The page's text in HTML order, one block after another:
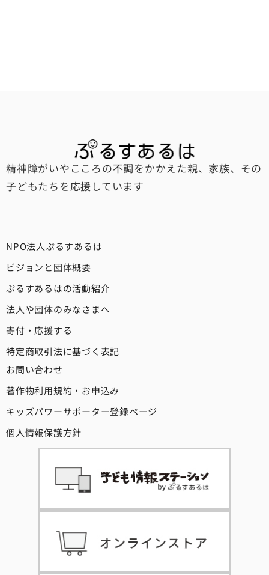
精神障がいやこころの不調をかかえた親、家族、その
子どもたちを応援しています
NPO法人ぷるすあるは
ビジョンと団体概要
ぷるすあるはの活動紹介
法人や団体のみなさまへ
寄付・応援する
特定商取引法に基づく表記
お問い合わせ
著作物利用規約・お申込み
キッズパワーサポーター登録ページ
個人情報保護方針